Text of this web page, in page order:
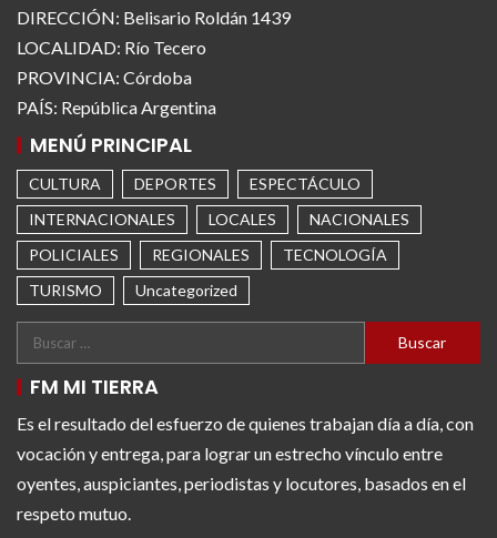
DIRECCIÓN: Belisario Roldán 1439
LOCALIDAD: Río Tecero
PROVINCIA: Córdoba
PAÍS: República Argentina
MENÚ PRINCIPAL
CULTURA DEPORTES
ESPECTÁCULO
INTERNACIONALES
LOCALES
NACIONALES
POLICIALES
REGIONALES
TECNOLOGÍA
TURISMO
Uncategorized
FM MI TIERRA
Es el resultado del esfuerzo de quienes trabajan día a día, con
vocación y entrega, para lograr un estrecho vínculo entre
oyentes, auspiciantes, periodistas y locutores, basados en el
respeto mutuo.